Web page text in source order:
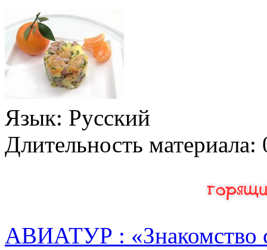
Язык: Русский
Длительность материала:
АВИАТУР : «Знакомство